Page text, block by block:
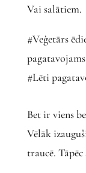
Vai salātiem.
#Veģetārs
#Lēti
Bet ir viens
Vēlāk
traucē.